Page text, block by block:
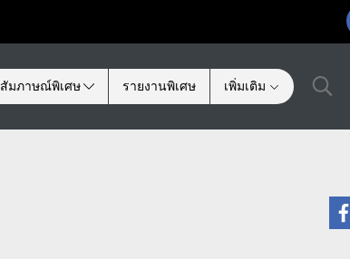
สัมภาษณ์พิเศษ รายงานพิเศษ เพิ่มเติม